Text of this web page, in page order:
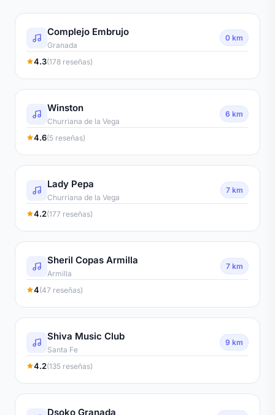
Complejo Embrujo
Granada
0 km
4.3(178 reseñas)
Winston
Churriana de la Vega
6 km
4.6(5 reseñas)
Lady Pepa
Churriana de la Vega
7 km
4.2(177 reseñas)
Sheril Copas Armilla
Armilla
7 km
4(47 reseñas)
Shiva Music Club
Santa Fe
9 km
4.2(135 reseñas)
Dsoko Granada